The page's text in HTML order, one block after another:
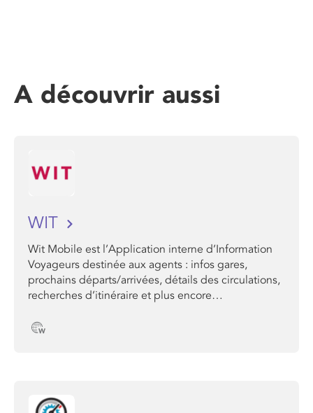
A découvrir aussi
WIT
Wit Mobile est l’Application interne d’Information
Voyageurs destinée aux agents : infos gares,
prochains départs/arrivées, détails des circulations,
recherches d’itinéraire et plus encore…